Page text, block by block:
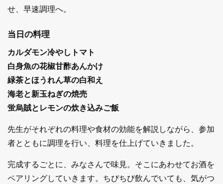
せ、早速調理へ。
当日の料理
カルダモン冷やしトマト
白身魚の花椒甘酢あんかけ
緑茶とほうれん草の白和え
海老と新玉ねぎの焼売
蛍烏賊とレモンの炊き込みご飯
先生がそれぞれの料理や食材の効能を解説しながら、参加
者とともに調理を行い、料理を仕上げていきました。
完成するごとに、みなさんで味見。そこにあわせてお酒を
ペアリングしていきます。ちびちび飲んでいても、気がつ